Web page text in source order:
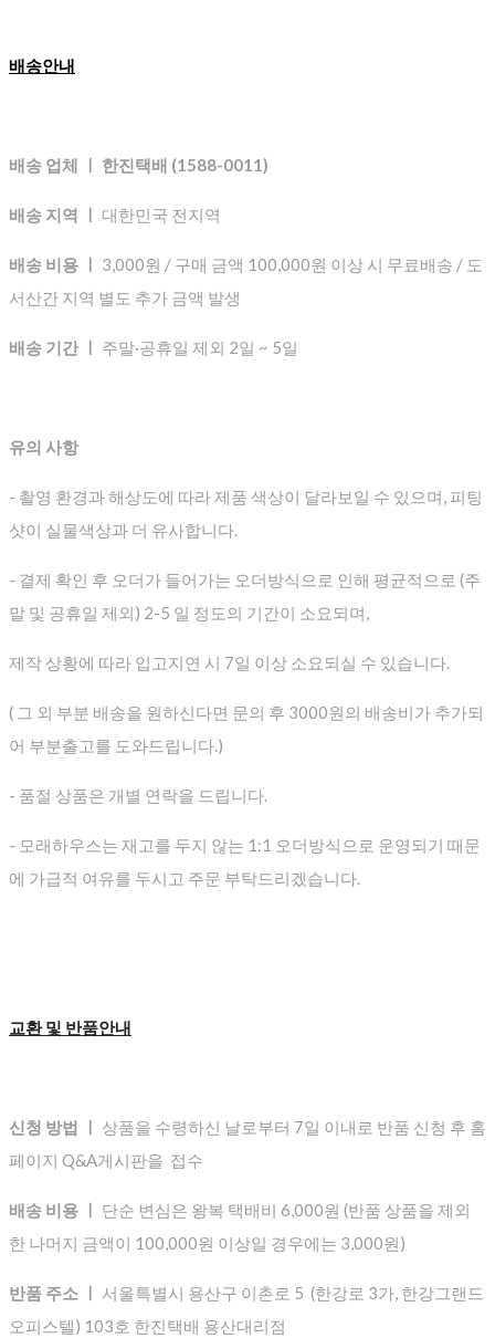
배송안내
배송 업체 ㅣ 한진택배 (1588-0011)
배송 지역 ㅣ 대한민국 전지역
배송 비용 ㅣ 3,000원 / 구매 금액 100,000원 이상 시 무료배송 / 도
서산간 지역 별도 추가 금액 발생
배송 기간 ㅣ 주말·공휴일 제외 2일 ~ 5일
유의 사항
- 촬영 환경과 해상도에 따라 제품 색상이 달라보일 수 있으며, 피팅
샷이 실물색상과 더 유사합니다.
- 결제 확인 후 오더가 들어가는 오더방식으로 인해 평균적으로 (주
말 및 공휴일 제외) 2-5 일 정도의 기간이 소요되며,
제작 상황에 따라 입고지연 시 7일 이상 소요되실 수 있습니다.
( 그 외 부분 배송을 원하신다면 문의 후 3000원의 배송비가 추가되
어 부분출고를 도와드립니다.)
- 품절 상품은 개별 연락을 드립니다.
- 모래하우스는 재고를 두지 않는 1:1 오더방식으로 운영되기 때문
에 가급적 여유를 두시고 주문 부탁드리겠습니다.
교환 및 반품안내
신청 방법 ㅣ 상품을 수령하신 날로부터 7일 이내로 반품 신청 후 홈
페이지 Q&A게시판을 접수
배송 비용 ㅣ
단순 변심은 왕복 택배비 6,000원 (반품 상품을 제외
한 나머지 금액이 100,000원 이상일 경우에는 3,000원)
반품 주소 ㅣ 서울특별시 용산구 이촌로 5 (한강로 3가, 한강그랜드
오피스텔) 103호 한진택배 용산대리점